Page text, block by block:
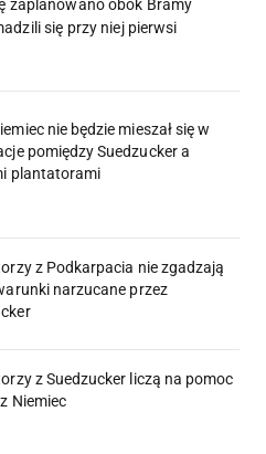
zaplanowano obok Bramy
się przy niej pierwsi
nie będzie mieszał się w
pomiędzy Suedzucker a
plantatorami
z Podkarpacia nie zgadzają
narzucane przez
z Suedzucker liczą na pomoc
Niemiec